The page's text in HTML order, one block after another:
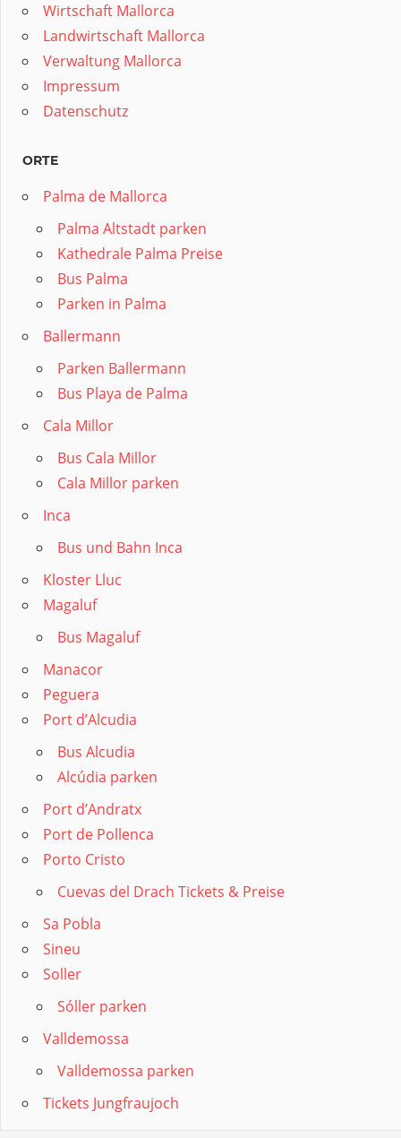
Wirtschaft Mallorca
Landwirtschaft Mallorca
Verwaltung Mallorca
Impressum
Datenschutz
ORTE
Palma de Mallorca
Palma Altstadt parken
Kathedrale Palma Preise
Bus Palma
Parken in Palma
Ballermann
Parken Ballermann
Bus Playa de Palma
Cala Millor
Bus Cala Millor
Cala Millor parken
Inca
Bus und Bahn Inca
Kloster Lluc
Magaluf
Bus Magaluf
Manacor
Peguera
Port d’Alcudia
Bus Alcudia
Alcúdia parken
Port d’Andratx
Port de Pollenca
Porto Cristo
Cuevas del Drach Tickets & Preise
Sa Pobla
Sineu
Soller
Sóller parken
Valldemossa
Valldemossa parken
Tickets Jungfraujoch